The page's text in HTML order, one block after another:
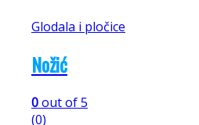
Glodala i pločice
Nožić
0out of 5
(0)